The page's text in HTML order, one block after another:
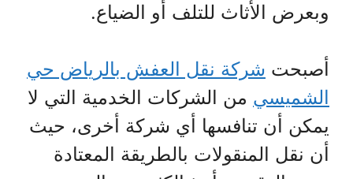
وبعرض الأثاث للتلف أو الضياع.
أصبحت شركة نقل العفش بالرياض حي
الشميسي من الشركات الخدمية التي لا
يمكن أن تنافسها أي شركة أخرى، حيث
أن نقل المنقولات بالطريقة المعتادة